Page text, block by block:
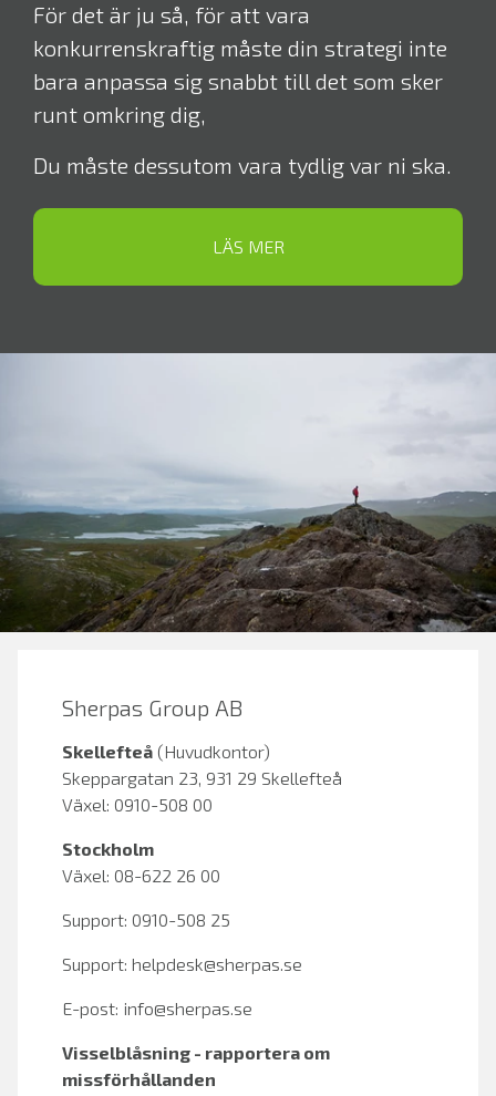
För det är ju så, för att vara
konkurrenskraftig måste din strategi inte
bara anpassa sig snabbt till det som sker
runt omkring dig,
Du måste dessutom vara tydlig var ni ska.
LÄS MER
Sherpas Group AB
Skellefteå (Huvudkontor)
Skeppargatan 23, 931 29 Skellefteå
Växel: 0910-508 00
Stockholm
Växel: 08-622 26 00
Support: 0910-508 25
Support: helpdesk@sherpas.se
E-post: info@sherpas.se
Visselblåsning - rapportera om
missförhållanden